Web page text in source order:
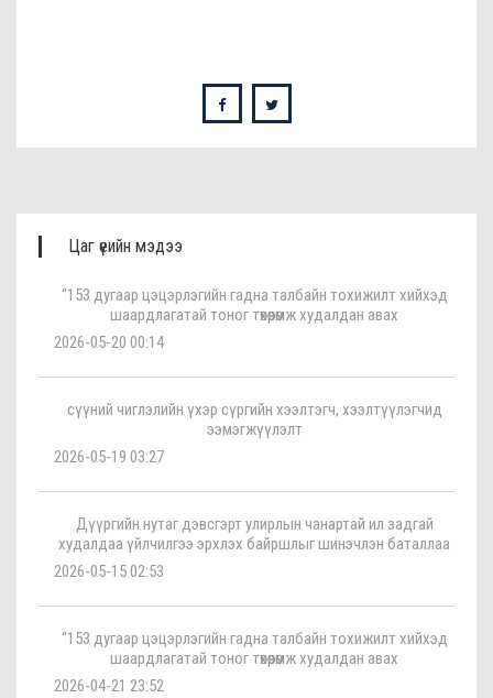
Цаг үеийн мэдээ
“153 дугаар цэцэрлэгийн гадна талбайн тохижилт хийхэд
шаардлагатай тоног төхөөрөмж худалдан авах
2026-05-20 00:14
сүүний чиглэлийн үхэр сүргийн хээлтэгч, хээлтүүлэгчид
ээмэгжүүлэлт
2026-05-19 03:27
Дүүргийн нутаг дэвсгэрт улирлын чанартай ил задгай
худалдаа үйлчилгээ эрхлэх байршлыг шинэчлэн баталлаа
2026-05-15 02:53
“153 дугаар цэцэрлэгийн гадна талбайн тохижилт хийхэд
шаардлагатай тоног төхөөрөмж худалдан авах
2026-04-21 23:52